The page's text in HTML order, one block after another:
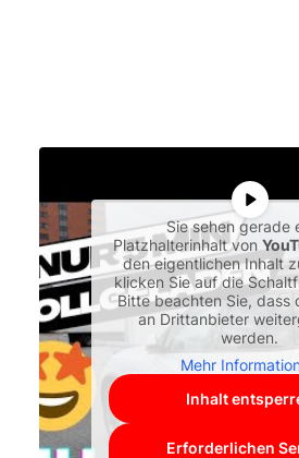
Sie sehen gerade
Platzhalterinhalt von
den eigentlichen Inhalt
klicken Sie auf die
Bitte beachten Sie, dass
an Drittanbieter
werden.
Mehr
Inhalt
Erforderlichen